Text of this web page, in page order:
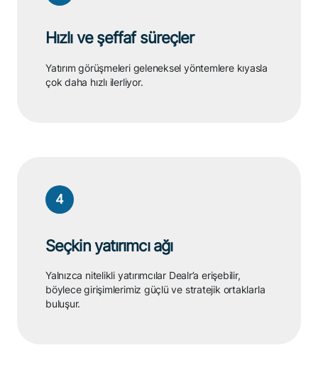
4